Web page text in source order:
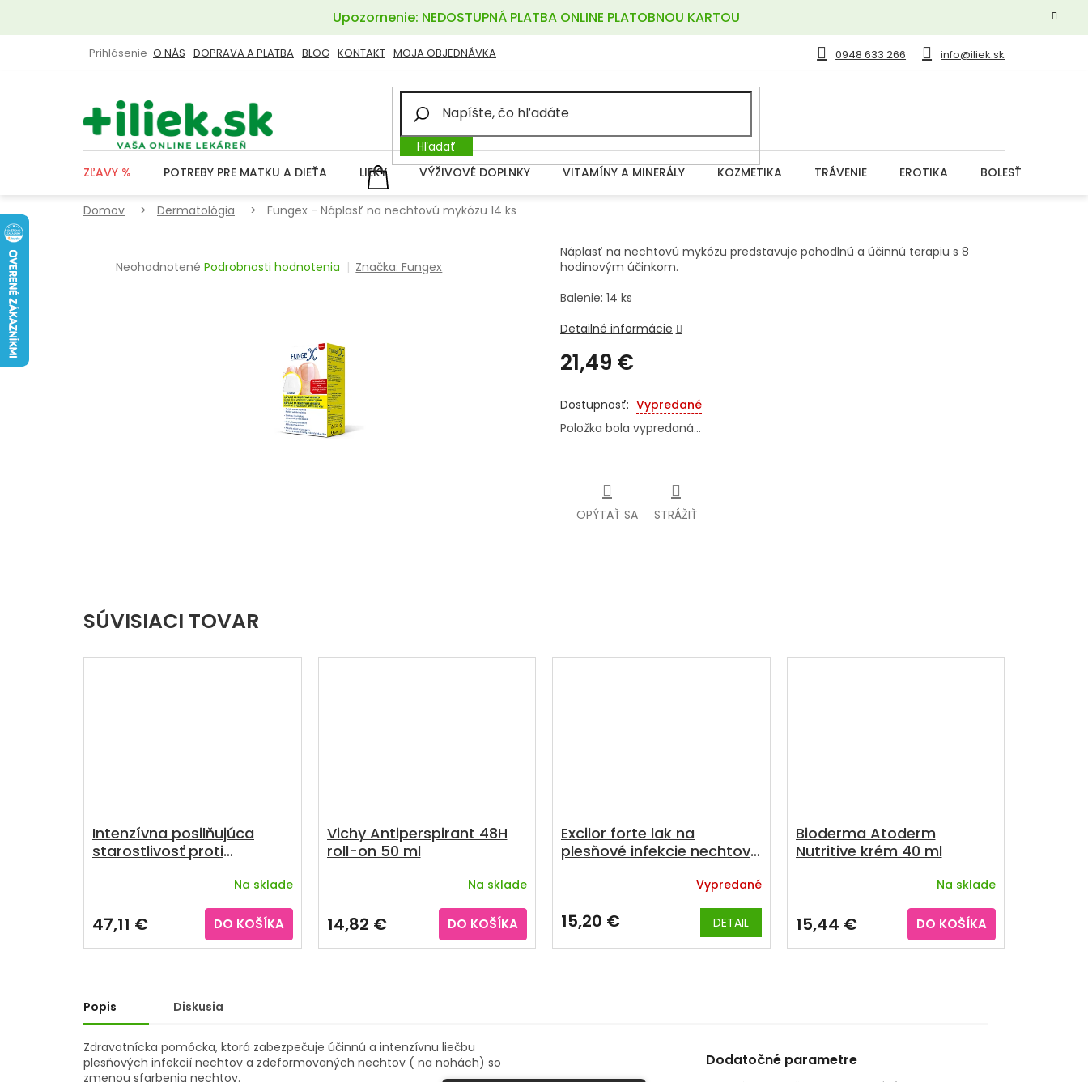
obsah
Upozornenie: NEDOSTUPNÁ PLATBA ONLINE PLATOBNOU KARTOU
0948 633 266 info@iliek.sk
O NÁS DOPRAVA A PLATBA BLOG KONTAKT MOJA OBJEDNÁVKA
Prihlásenie
Hľadať
NÁKUPNÝ
KOŠÍK
ZĽAVY % POTREBY PRE MATKU A DIEŤA LIEKY VÝŽIVOVÉ DOPLNKY VITAMÍNY A MINERÁLY KOZMETIKA TRÁVENIE EROTIKA BOLESŤ
Domov Dermatológia Fungex - Náplasť na nechtovú mykózu 14 ks
Priemerné
Neohodnotené Podrobnosti hodnotenia Značka:Fungex
21,49 €
cena:
Vypredané
Položka bola vypredaná…
Náplasť na nechtovú mykózu predstavuje pohodlnú a účinnú terapiu s 8
hodinovým účinkom.
Balenie: 14 ks
Detailné informácie
OPÝTAŤ SA STRÁŽIŤ
SÚVISIACI TOVAR
Intenzívna posilňujúca
starostlivosť proti
produktu
je
4,3
Na sklade
47,11 € DO KOŠÍKA
Vichy Antiperspirant 48H
roll-on 50 ml
Na sklade
14,82 € DO KOŠÍKA
Excilor forte lak na
plesňové infekcie nechtov
Vypredané
15,20 € DETAIL
Bioderma Atoderm
Nutritive krém 40 ml
Na sklade
15,44 € DO KOŠÍKA
Popis Diskusia
Zdravotnícka pomôcka, ktorá zabezpečuje účinnú a intenzívnu liečbu
plesňových infekcií nechtov a zdeformovaných nechtov ( na nohách) so
zmenou sfarbenia nechtov.
Dodatočné parametre